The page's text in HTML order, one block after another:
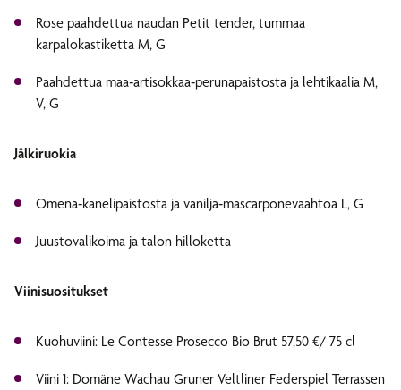
Rose paahdettua naudan Petit tender, tummaa
karpalokastiketta M, G
Paahdettua maa‑artisokkaa‑perunapaistosta ja lehtikaalia M,
V, G
Jälkiruokia
Omena‑kanelipaistosta ja vanilja‑mascarponevaahtoa L, G
Juustovalikoima ja talon hilloketta
Viinisuositukset
Kuohuviini: Le Contesse Prosecco Bio Brut 57,50 €/ 75 cl
Viini 1: Domäne Wachau Gruner Veltliner Federspiel Terrassen